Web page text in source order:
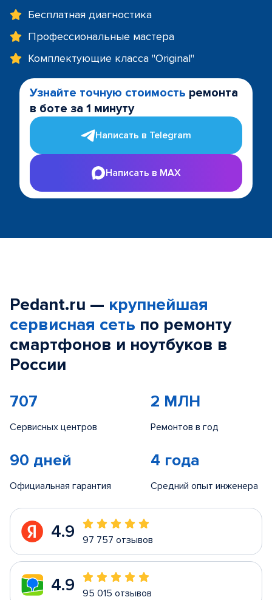
Бесплатная диагностика
Профессиональные мастера
Комплектующие класса "Original"
Узнайте точную стоимость ремонта
в боте за 1 минуту
Написать в Telegram
Написать в MAX
Pedant.ru — крупнейшая
сервисная сеть по ремонту
смартфонов и ноутбуков в
России
707
Сервисных центров
2 МЛН
Ремонтов в год
90 дней
Официальная гарантия
4 года
Средний опыт инженера
4.9 97 757 отзывов
4.9 95 015 отзывов